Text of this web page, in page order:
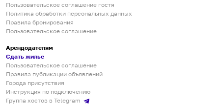
Пользовательское соглашение гостя
Политика обработки персональных данных
Правила бронирования
Пользовательское соглашение
Арендодателям
Сдать жилье
Пользовательское соглашение
Правила публикации объявлений
Города присутствия
Инструкция по подключению
Группа хостов в Telegram